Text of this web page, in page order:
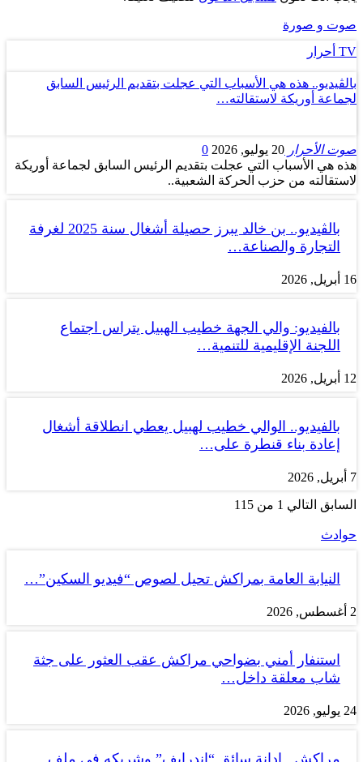
صوت و صورة
TV أحرار
بالڤيديو.. هذه هي الأسباب التي عجلت بتقديم الرئيس السابق
لجماعة أوريكة لاستقالته…
صوت الأحرار 20 يوليو, 2026
0
هذه هي الأسباب التي عجلت بتقديم الرئيس السابق لجماعة أوريكة
لاستقالته من حزب الحركة الشعبية..
بالڤيديو.. بن خالد يبرز حصيلة أشغال سنة 2025 لغرفة
التجارة والصناعة…
16 أبريل, 2026
بالفيديو: والي الجهة خطيب الهبيل يتراس اجتماع
اللجنة الإقليمية للتنمية…
12 أبريل, 2026
بالفيديو.. الوالي خطيب لهبيل يعطي انطلاقة أشغال
إعادة بناء قنطرة على…
7 أبريل, 2026
السابق التالي 1 من 115
حوادث
النيابة العامة بمراكش تحيل لصوص “فيديو السكين”…
2 أغسطس, 2026
استنفار أمني بضواحي مراكش عقب العثور على جثة
شاب معلقة داخل…
24 يوليو, 2026
مراكش.. إدانة سائق “إندرايف” وشريكه في ملف